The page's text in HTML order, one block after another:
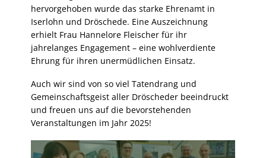
hervorgehoben wurde das starke Ehrenamt in
Iserlohn und Dröschede. Eine Auszeichnung
erhielt Frau Hannelore Fleischer für ihr
jahrelanges Engagement – eine wohlverdiente
Ehrung für ihren unermüdlichen Einsatz.
Auch wir sind von so viel Tatendrang und
Gemeinschaftsgeist aller Dröscheder beeindruckt
und freuen uns auf die bevorstehenden
Veranstaltungen im Jahr 2025!